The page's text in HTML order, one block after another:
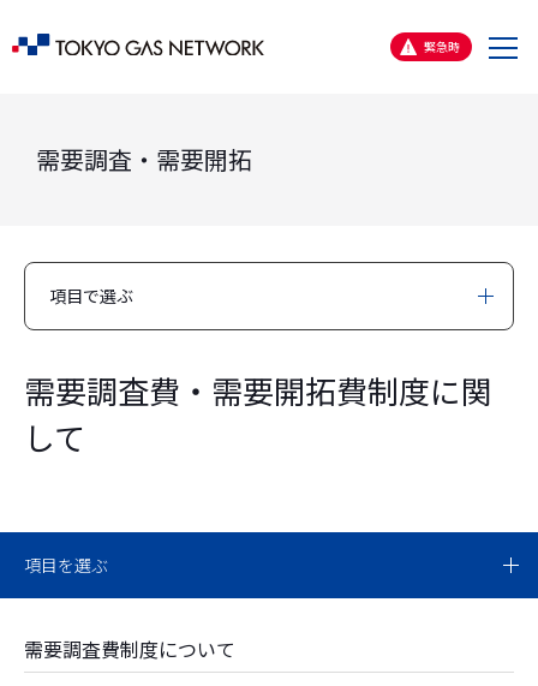
緊急時
メ
需要調査・需要開拓
項目で選ぶ
需要調査費・需要開拓費制度に関
して
項目を選ぶ
需要調査費制度について